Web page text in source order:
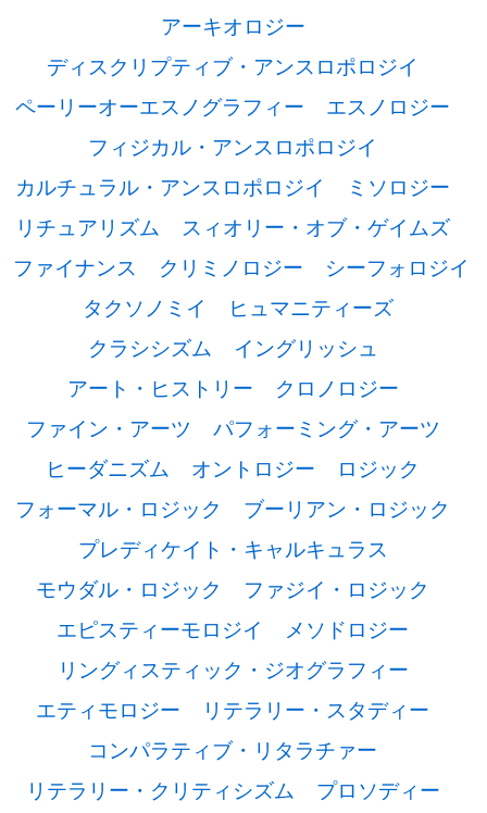
アーキオロジー
ディスクリプティブ・アンスロポロジイ
ペーリーオーエスノグラフィー
エスノロジー
フィジカル・アンスロポロジイ
カルチュラル・アンスロポロジイ
ミソロジー
リチュアリズム
スィオリー・オブ・ゲイムズ
ファイナンス
クリミノロジー
シーフォロジイ
タクソノミイ
ヒュマニティーズ
クラシシズム
イングリッシュ
アート・ヒストリー
クロノロジー
ファイン・アーツ
パフォーミング・アーツ
ヒーダニズム
オントロジー
ロジック
フォーマル・ロジック
ブーリアン・ロジック
プレディケイト・キャルキュラス
モウダル・ロジック
ファジイ・ロジック
エピスティーモロジイ
メソドロジー
リングィスティック・ジオグラフィー
エティモロジー
リテラリー・スタディー
コンパラティブ・リタラチァー
リテラリー・クリティシズム
プロソディー